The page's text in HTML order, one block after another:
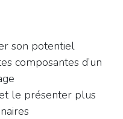
son potentiel
composantes d’un
le présenter plus